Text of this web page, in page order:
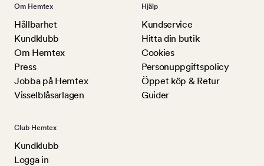
Om Hemtex
Hållbarhet
Kundklubb
Om Hemtex
Press
Jobba på Hemtex
Visselblåsarlagen
Hjälp
Kundservice
Hitta din butik
Cookies
Personuppgiftspolicy
Öppet köp & Retur
Guider
Club Hemtex
Kundklubb
Logga in